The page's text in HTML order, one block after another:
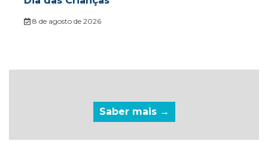
8 de agosto de 2026
Saber mais →